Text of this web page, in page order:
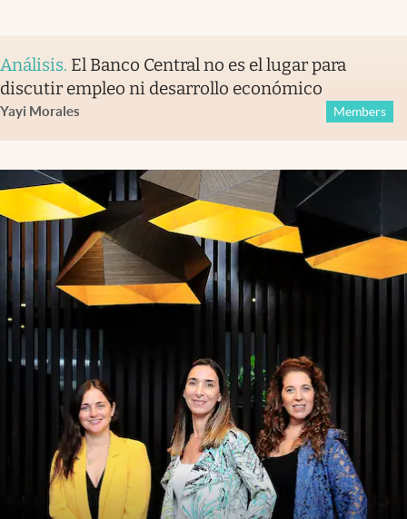
Análisis. El Banco Central no es el lugar para
discutir empleo ni desarrollo económico
Yayi Morales Members